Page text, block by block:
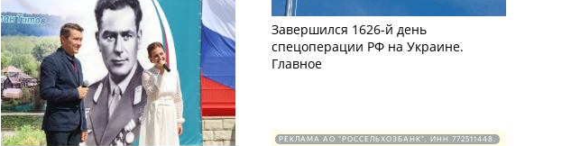
Завершился 1626-й день
спецоперации РФ на Украине.
Главное
РЕКЛАМА АО "РОССЕЛЬХОЗБАНК". ИНН 772511448.